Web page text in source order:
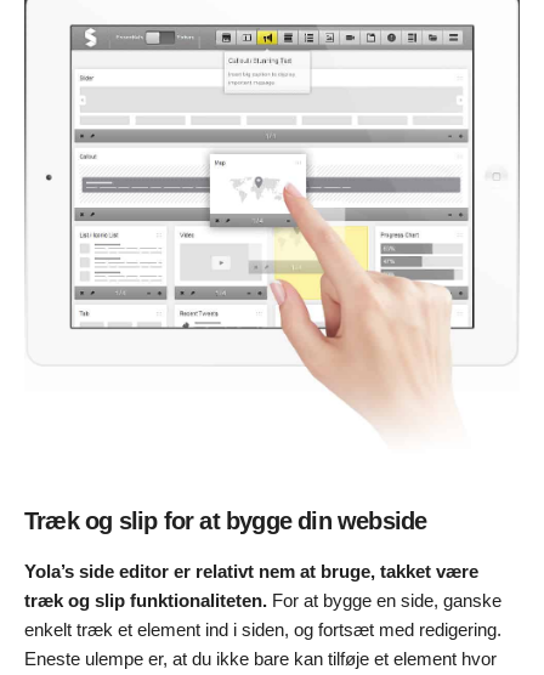
Træk og slip for at bygge din webside
Yola’s side editor er relativt nem at bruge, takket være
træk og slip funktionaliteten. For at bygge en side, ganske
enkelt træk et element ind i siden, og fortsæt med redigering.
Eneste ulempe er, at du ikke bare kan tilføje et element hvor